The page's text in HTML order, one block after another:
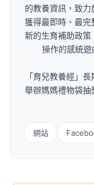
的教養資訊，致
獲得最即時、最
新的生育補助政
操作的感統遊
「育兒教養經」
舉辦媽媽禮物袋
網站